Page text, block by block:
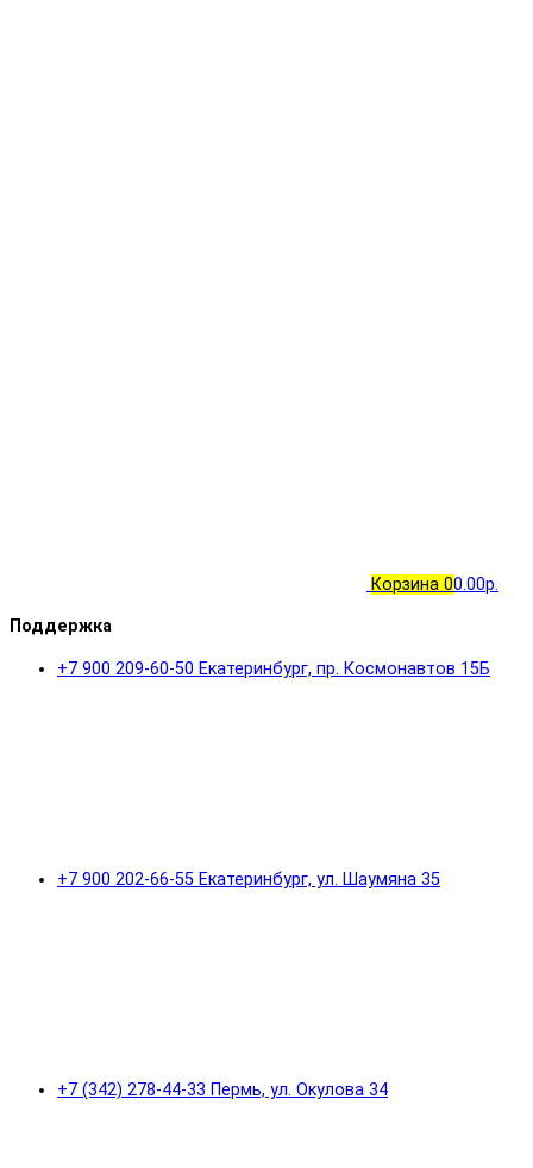
Корзина 00.00р.
Поддержка
+7 900 209-60-50 Екатеринбург, пр. Космонавтов 15Б
+7 900 202-66-55 Екатеринбург, ул. Шаумяна 35
+7 (342) 278-44-33 Пермь, ул. Окулова 34